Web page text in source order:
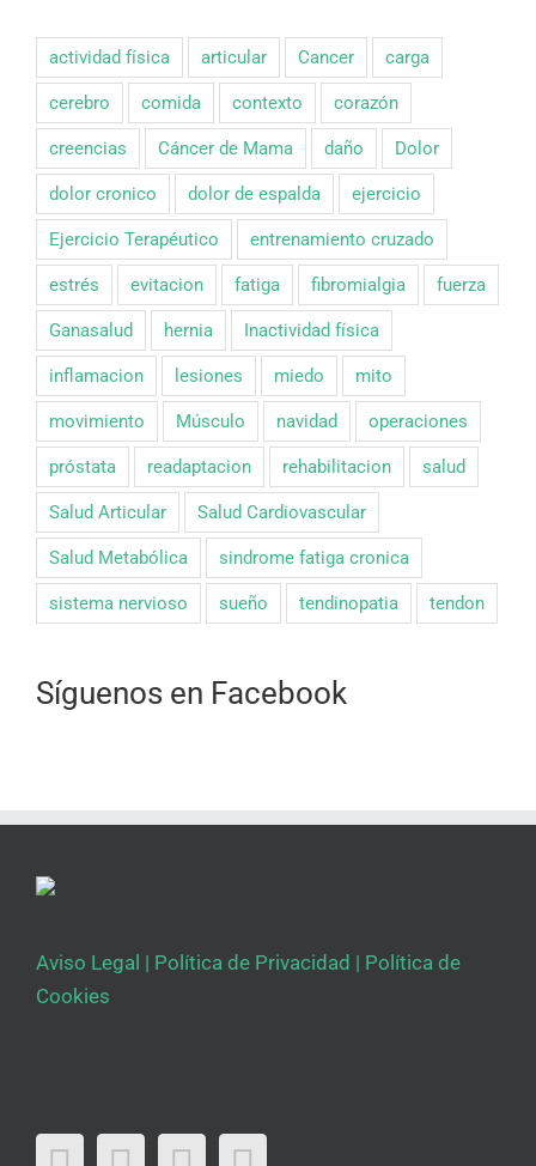
actividad física articular Cancer carga
cerebro comida contexto corazón
creencias Cáncer de Mama daño Dolor
dolor cronico dolor de espalda ejercicio
Ejercicio Terapéutico entrenamiento cruzado
estrés evitacion fatiga fibromialgia fuerza
Ganasalud hernia Inactividad física
inflamacion lesiones miedo mito
movimiento Músculo navidad operaciones
próstata readaptacion rehabilitacion salud
Salud Articular Salud Cardiovascular
Salud Metabólica sindrome fatiga cronica
sistema nervioso sueño tendinopatia tendon
Síguenos en Facebook
Aviso Legal | Política de Privacidad | Política de
Cookies